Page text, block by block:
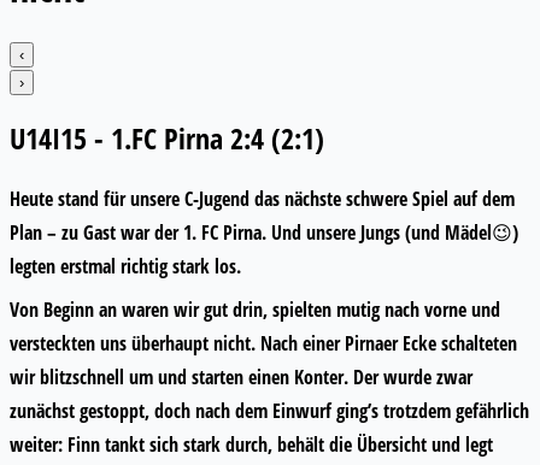
‹
›
U14I15 - 1.FC Pirna 2:4 (2:1)
Heute stand für unsere C-Jugend das nächste schwere Spiel auf dem
Plan – zu Gast war der 1. FC Pirna. Und unsere Jungs (und Mädel😉)
legten erstmal richtig stark los.
Von Beginn an waren wir gut drin, spielten mutig nach vorne und
versteckten uns überhaupt nicht. Nach einer Pirnaer Ecke schalteten
wir blitzschnell um und starten einen Konter. Der wurde zwar
zunächst gestoppt, doch nach dem Einwurf ging’s trotzdem gefährlich
weiter: Finn tankt sich stark durch, behält die Übersicht und legt